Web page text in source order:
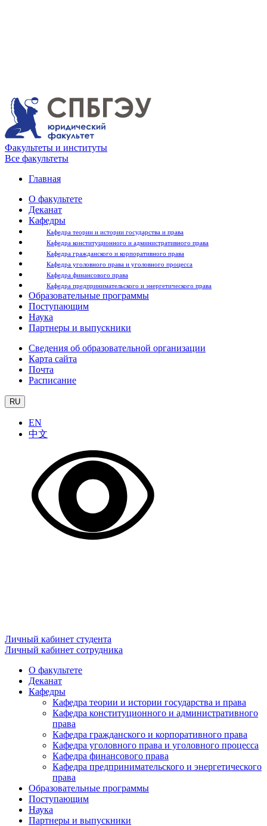
Факультеты и институты
Все факультеты
Главная
О факультете
Деканат
Кафедры
Кафедра теории и истории государства и права
Кафедра конституционного и административного права
Кафедра гражданского и корпоративного права
Кафедра уголовного права и уголовного процесса
Кафедра финансового права
Кафедра предпринимательского и энергетического права
Образовательные программы
Поступающим
Наука
Партнеры и выпускники
Сведения об образовательной организации
Карта сайта
Почта
Расписание
RU
EN
中文
Личный кабинет студента
Личный кабинет сотрудника
О факультете
Деканат
Кафедры
Кафедра теории и истории государства и права
Кафедра конституционного и административного
права
Кафедра гражданского и корпоративного права
Кафедра уголовного права и уголовного процесса
Кафедра финансового права
Кафедра предпринимательского и энергетического
права
Образовательные программы
Поступающим
Наука
Партнеры и выпускники